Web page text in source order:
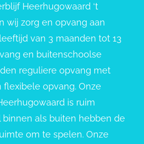
Heerhugowaard ‘t
wij zorg en opvang aan
van 3 maanden tot 13
en buitenschoolse
reguliere opvang met
flexibele opvang. Onze
is ruim
binnen als buiten hebben de
om te spelen. Onze